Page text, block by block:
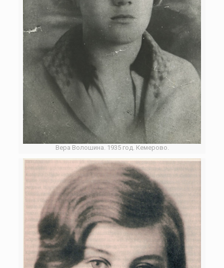
Вера Волошина. 1935 год. Кемерово.